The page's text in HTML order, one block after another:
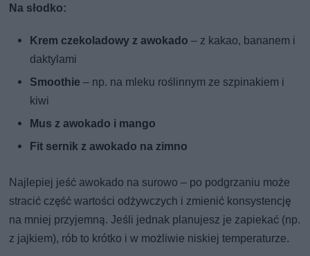
Na słodko:
Krem czekoladowy z awokado – z kakao, bananem i
daktylami
Smoothie – np. na mleku roślinnym ze szpinakiem i
kiwi
Mus z awokado i mango
Fit sernik z awokado na zimno
Najlepiej jeść awokado na surowo – po podgrzaniu może
stracić część wartości odżywczych i zmienić konsystencję
na mniej przyjemną. Jeśli jednak planujesz je zapiekać (np.
z jajkiem), rób to krótko i w możliwie niskiej temperaturze.